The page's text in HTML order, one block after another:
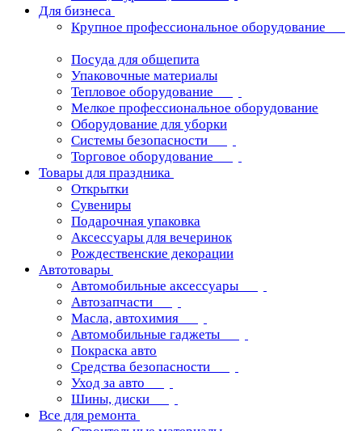
Для бизнеса
Крупное профессиональное оборудование
Посуда для общепита
Упаковочные материалы
Тепловое оборудование
Мелкое профессиональное оборудование
Оборудование для уборки
Системы безопасности
Торговое оборудование
Товары для праздника
Открытки
Сувениры
Подарочная упаковка
Аксессуары для вечеринок
Рождественские декорации
Автотовары
Автомобильные аксессуары
Автозапчасти
Масла, автохимия
Автомобильные гаджеты
Покраска авто
Средства безопасности
Уход за авто
Шины, диски
Все для ремонта